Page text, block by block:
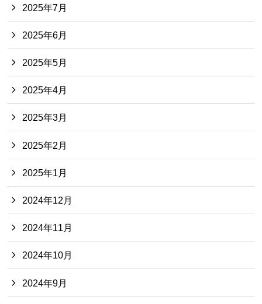
2025年7月
2025年6月
2025年5月
2025年4月
2025年3月
2025年2月
2025年1月
2024年12月
2024年11月
2024年10月
2024年9月